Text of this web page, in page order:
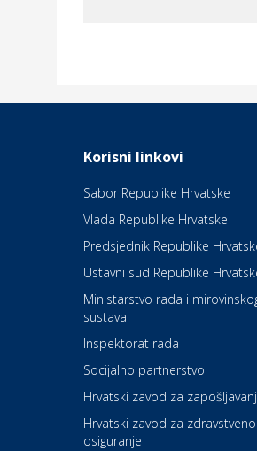
Daruvarske toplice –
Kultura i edukacija
Kazalište Kerempuh
Kultura i edukacija
Kazalište ZKM
Auto-moto i tehnika
Zdravlje i osiguranje
Korisni linkovi
Sabor Republike Hrvatske
Vlada Republike Hrvatske
Predsjednik Republike
Ustavni sud Republike
Ministarstvo rada i
sustava
Inspektorat rada
Socijalno partnerstvo
Hrvatski zavod za
Hrvatski zavod za zdravstveno
osiguranje